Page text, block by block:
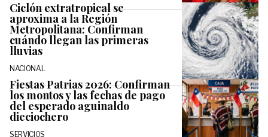
Ciclón extratropical se
aproxima a la Región
Metropolitana: Confirman
cuándo llegan las primeras
lluvias
NACIONAL
Fiestas Patrias 2026: Confirman
los montos y las fechas de pago
del esperado aguinaldo
dieciochero
SERVICIOS